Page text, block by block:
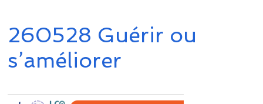
260528 Guérir ou
s’améliorer